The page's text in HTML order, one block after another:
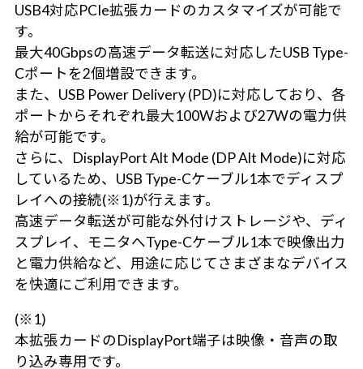
USB4対応PCIe拡張カードのカスタマイズが可能で
す。
最大40Gbpsの高速データ転送に対応したUSB Type-
Cポートを2個増設できます。
また、USB Power Delivery (PD)に対応しており、各
ポートからそれぞれ最大100Wおよび27Wの電力供
給が可能です。
さらに、DisplayPort Alt Mode (DP Alt Mode)に対応
しているため、USB Type-Cケーブル1本でディスプ
レイへの接続(※1)が行えます。
高速データ転送が可能な外付けストレージや、ディ
スプレイ、モニタへType-Cケーブル1本で映像出力
と電力供給など、用途に応じてさまざまなデバイス
を快適にご利用できます。
(※1)
本拡張カードのDisplayPort端子は映像・音声の取
り込み専用です。